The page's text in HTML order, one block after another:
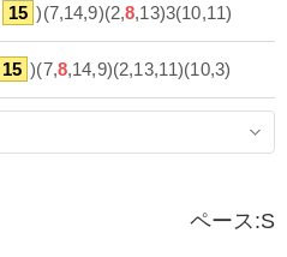
15 )(7,14,9)(2,8,13)3(10,11)
15 )(7,8,14,9)(2,13,11)(10,3)
ペース:S